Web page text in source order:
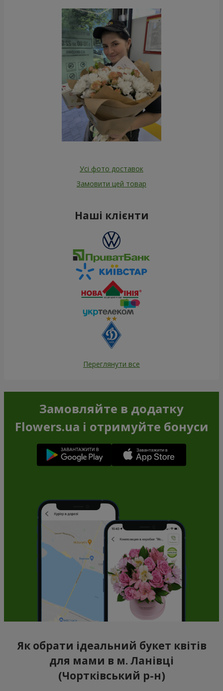
Усі фото доставок
Замовити цей товар
Наші клієнти
Переглянути все
Замовляйте в додатку
Flowers.ua і отримуйте бонуси
Як обрати ідеальний букет квітів
для мами в м. Ланівці
(Чортківський р-н)